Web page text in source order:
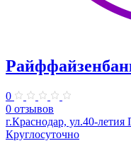
0
0 отзывов
г.Краснодар, ул.40-
Круглосуточно